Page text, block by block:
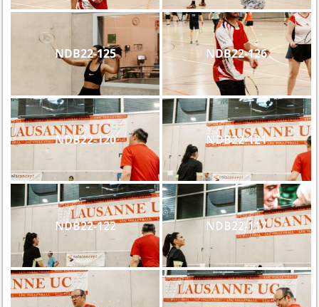
NDB22-125 NDB22-126
NDB22-120 NDB22-121
NDB22-122 NDB22-117